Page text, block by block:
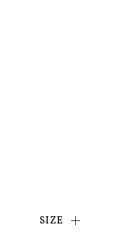
SIZE